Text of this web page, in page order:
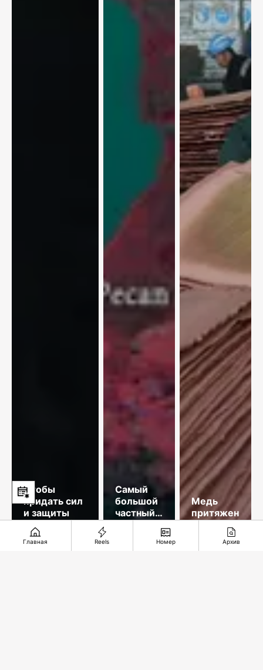
Чтобы
придать сил
и защиты
Самый
большой
частный
Медь
притяжения
Главная Reels Номер Архив